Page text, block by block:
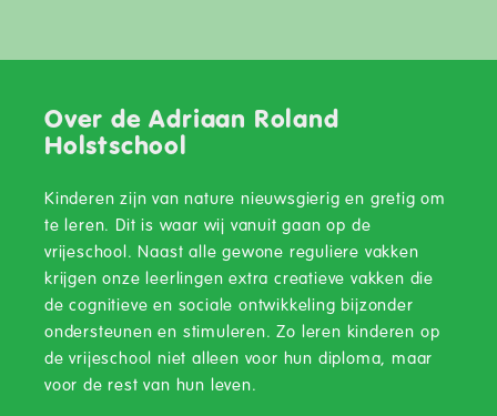
Over de Adriaan Roland
Holstschool
Kinderen zijn van nature nieuwsgierig en gretig om
te leren. Dit is waar wij vanuit gaan op de
vrijeschool. Naast alle gewone reguliere vakken
krijgen onze leerlingen extra creatieve vakken die
de cognitieve en sociale ontwikkeling bijzonder
ondersteunen en stimuleren. Zo leren kinderen op
de vrijeschool niet alleen voor hun diploma, maar
voor de rest van hun leven.